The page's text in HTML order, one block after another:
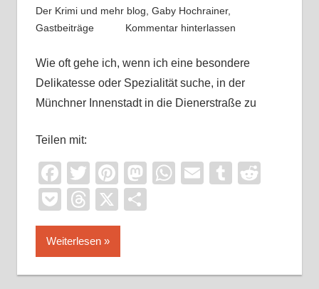
Der Krimi und mehr blog Gaby Hochrainer,
Gastbeiträge
Kommentar hinterlassen
Wie oft gehe ich, wenn ich eine besondere
Delikatesse oder Spezialität suche, in der
Münchner Innenstadt in die Dienerstraße zu
Teilen mit:
Facebook
TwitterPinterest
Mastodon
WhatsApp
EmailTumblr
PocketThreads
X
Weiterlesen